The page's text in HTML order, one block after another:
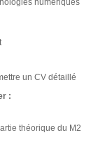
numériques
un CV détaillé
:
théorique du M2